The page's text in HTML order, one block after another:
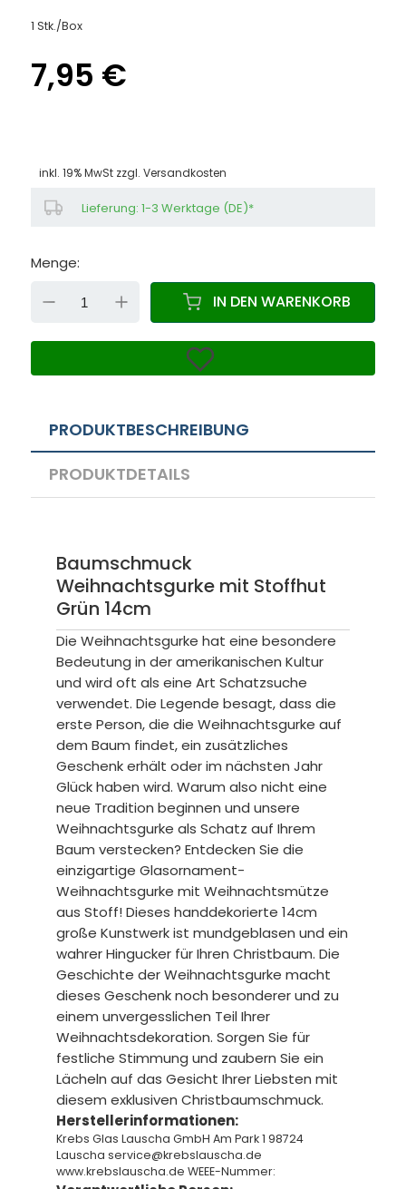
1 Stk./Box
7,95 €
inkl. 19% MwSt zzgl. Versandkosten
Lieferung: 1-3 Werktage (DE)*
Menge:
DOWN IN DEN WARENKORB
PRODUKTBESCHREIBUNG
PRODUKTDETAILS
Baumschmuck
Weihnachtsgurke mit Stoffhut
Grün 14cm
Die Weihnachtsgurke hat eine besondere
Bedeutung in der amerikanischen Kultur
und wird oft als eine Art Schatzsuche
verwendet. Die Legende besagt, dass die
erste Person, die die Weihnachtsgurke auf
dem Baum findet, ein zusätzliches
Geschenk erhält oder im nächsten Jahr
Glück haben wird. Warum also nicht eine
neue Tradition beginnen und unsere
Weihnachtsgurke als Schatz auf Ihrem
Baum verstecken? Entdecken Sie die
einzigartige Glasornament-
Weihnachtsgurke mit Weihnachtsmütze
aus Stoff! Dieses handdekorierte 14cm
große Kunstwerk ist mundgeblasen und ein
wahrer Hingucker für Ihren Christbaum. Die
Geschichte der Weihnachtsgurke macht
dieses Geschenk noch besonderer und zu
einem unvergesslichen Teil Ihrer
Weihnachtsdekoration. Sorgen Sie für
festliche Stimmung und zaubern Sie ein
Lächeln auf das Gesicht Ihrer Liebsten mit
diesem exklusiven Christbaumschmuck.
Herstellerinformationen:
Krebs Glas Lauscha GmbH Am Park 1 98724
Lauscha service@krebslauscha.de
www.krebslauscha.de WEEE-Nummer: